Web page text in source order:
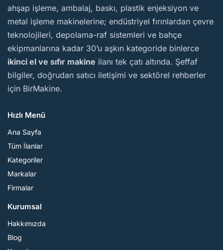
ahşap işleme, ambalaj, baskı, plastik enjeksiyon ve
metal işleme makinelerine; endüstriyel fırınlardan çevre
teknolojileri, depolama-raf sistemleri ve bahçe
ekipmanlarına kadar 30’u aşkın kategoride binlerce
ikinci el ve sıfır makine ilanı tek çatı altında. Şeffaf
bilgiler, doğrudan satıcı iletişimi ve sektörel rehberler
için BirMakine.
Hızlı Menü
Ana Sayfa
Tüm İlanlar
Kategoriler
Markalar
Firmalar
Kurumsal
Hakkımızda
Blog